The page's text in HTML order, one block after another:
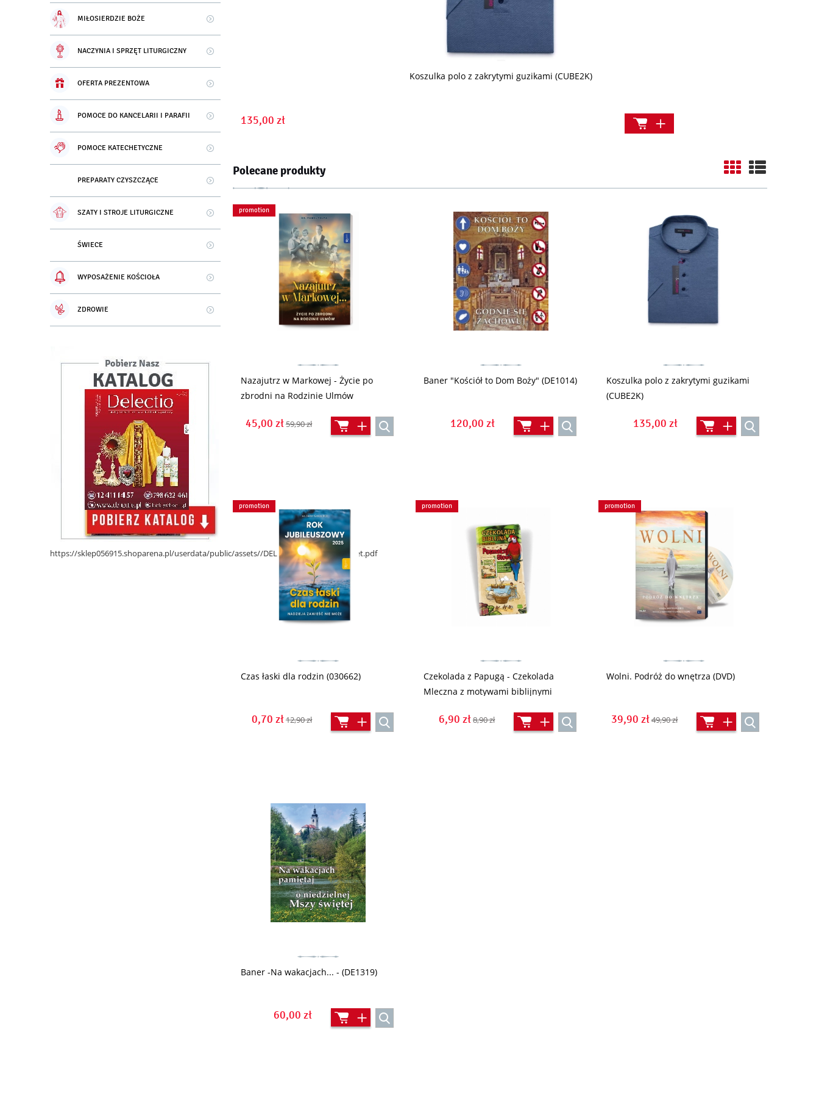
MIŁOSIERDZIE BOŻE
NACZYNIA I SPRZĘT LITURGICZNY
OFERTA PREZENTOWA
POMOCE DO KANCELARII I PARAFII
POMOCE KATECHETYCZNE
PREPARATY CZYSZCZĄCE
SZATY I STROJE LITURGICZNE
ŚWIECE
WYPOSAŻENIE KOŚCIOŁA
ZDROWIE
https://sklep056915.shoparena.pl/userdata/public/assets//DELECTIO%2036%20V7_net.pdf
Koszulka polo z zakrytymi guzikami (CUBE2K)
135,00 zł
Polecane produkty
Nazajutrz w Markowej - Życie po
zbrodni na Rodzinie Ulmów
45,00 zł59,90 zł
promotion
Baner "Kościół to Dom Boży" (DE1014)
120,00 zł
Koszulka polo z zakrytymi guzikami
(CUBE2K)
135,00 zł
Czas łaski dla rodzin (030662)
0,70 zł12,90 zł
promotion
Czekolada z Papugą - Czekolada
Mleczna z motywami biblijnymi
6,90 zł8,90 zł
promotion
Wolni. Podróż do wnętrza (DVD)
39,90 zł49,90 zł
promotion
Baner -Na wakacjach... - (DE1319)
60,00 zł